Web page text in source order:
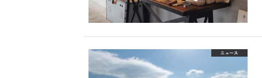
ニュース